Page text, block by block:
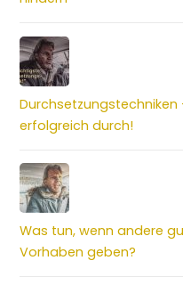
Durchsetzungstechniken
erfolgreich durch!
Was tun, wenn andere
Vorhaben geben?